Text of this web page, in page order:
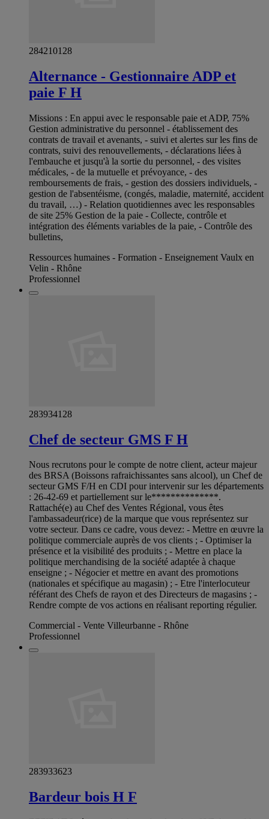
284210128
Alternance - Gestionnaire ADP et
paie F H
Missions : En appui avec le responsable paie et ADP, 75%
Gestion administrative du personnel - établissement des
contrats de travail et avenants, - suivi et alertes sur les fins de
contrats, suivi des renouvellements, - déclarations liées à
l'embauche et jusqu'à la sortie du personnel, - des visites
médicales, - de la mutuelle et prévoyance, - des
remboursements de frais, - gestion des dossiers individuels, -
gestion de l'absentéisme, (congés, maladie, maternité, accident
du travail, …) - Relation quotidiennes avec les responsables
de site 25% Gestion de la paie - Collecte, contrôle et
intégration des éléments variables de la paie, - Contrôle des
bulletins,
Ressources humaines - Formation - Enseignement Vaulx en
Velin - Rhône
Professionnel
283934128
Chef de secteur GMS F H
Nous recrutons pour le compte de notre client, acteur majeur
des BRSA (Boissons rafraichissantes sans alcool), un Chef de
secteur GMS F/H en CDI pour intervenir sur les départements
: 26-42-69 et partiellement sur le**************.
Rattaché(e) au Chef des Ventes Régional, vous êtes
l'ambassadeur(rice) de la marque que vous représentez sur
votre secteur. Dans ce cadre, vous devez: - Mettre en œuvre la
politique commerciale auprès de vos clients ; - Optimiser la
présence et la visibilité des produits ; - Mettre en place la
politique merchandising de la société adaptée à chaque
enseigne ; - Négocier et mettre en avant des promotions
(nationales et spécifique au magasin) ; - Etre l'interlocuteur
référant des Chefs de rayon et des Directeurs de magasins ; -
Rendre compte de vos actions en réalisant reporting régulier.
Commercial - Vente Villeurbanne - Rhône
Professionnel
283933623
Bardeur bois H F